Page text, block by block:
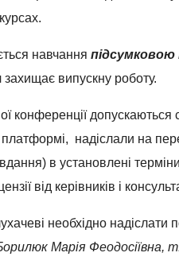
навчання
захищає випускну роботу.
конференції
платформі, надіслали на
в установлені
від керівників і
необхідно
Марія Феодосіївна,